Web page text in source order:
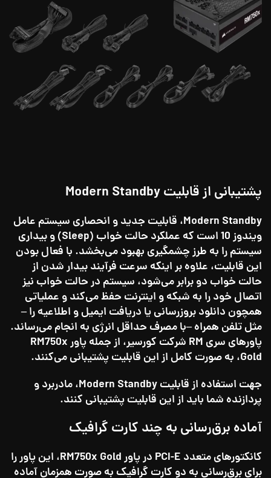
پشتیبانی از قابلیتModern Standby
Modern Standby، قابلیت جدید و انحصاری سیستم عامل
ویندوز 10 است که عملکرد حالت خواب (Sleep) و بیداری
سیستم را به طرز چشمگیری بهبود می‌بخشد. با فعال بودن
این قابلیت، علاوه بر اینکه سرعت فرآیند بیدار شدن از
حالت خواب دو برابر می‌شود، سیستم در حالت خواب نیز
اتصال خود را به شبکه و اینترنت حفظ می‌کند و عملیاتی
همچون دانلود بروزرسانی یا دریافت ایمیل و اطلاعیه را –
مثل تلفن همراه –با مصرف حداقل انرژی به انجام می‌رساند.
پاورهای سری RM شرکت کورسیر، از جمله پاور RM750x
Gold، به صورت کامل از این قابلیت پشتیبانی می‌کنند.
جهت استفاده از قابلیت Modern Standby، مادربرد و
پردازنده شما باید از این قابلیت پشتیبانی کنند.
آماده برق‌رسانی به چند کارت گرافیک
کانکتورهای متعدد PCI-E در پاور RM750x Gold، این پاور را
برای برق‌رسانی به دو کارت گرافیک به صورت همزمان آماده